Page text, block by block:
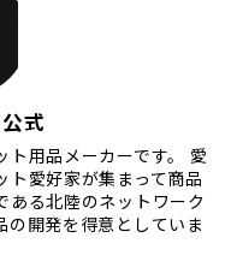
式
用品メーカーです。 愛
ト愛好家が集まって商品
ある北陸のネットワーク
の開発を得意としていま